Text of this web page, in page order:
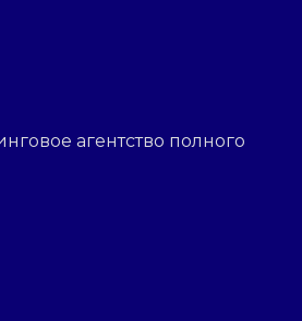
агентство полного